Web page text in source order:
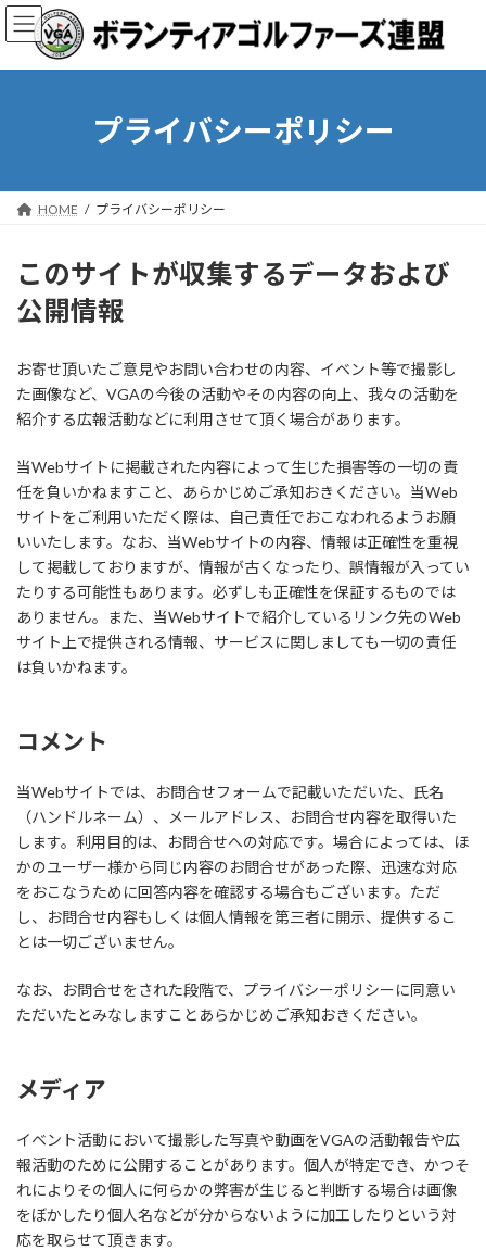
コ
ン
ン
ナ
ビ
ー
プライバシーポリシー
HOME プライバシーポリシー
このサイトが収集するデータおよび
公開情報
お寄せ頂いたご意見やお問い合わせの内容、イベント等で撮影し
た画像など、VGAの今後の活動やその内容の向上、我々の活動を
紹介する広報活動などに利用させて頂く場合があります。
当Webサイトに掲載された内容によって生じた損害等の一切の責
任を負いかねますこと、あらかじめご承知おきください。当Web
サイトをご利用いただく際は、自己責任でおこなわれるようお願
いいたします。なお、当Webサイトの内容、情報は正確性を重視
して掲載しておりますが、情報が古くなったり、誤情報が入ってい
たりする可能性もあります。必ずしも正確性を保証するものでは
ありません。また、当Webサイトで紹介しているリンク先のWeb
サイト上で提供される情報、サービスに関しましても一切の責任
は負いかねます。
コメント
当Webサイトでは、お問合せフォームで記載いただいた、氏名
（ハンドルネーム）、メールアドレス、お問合せ内容を取得いた
します。利用目的は、お問合せへの対応です。場合によっては、ほ
かのユーザー様から同じ内容のお問合せがあった際、迅速な対応
をおこなうために回答内容を確認する場合もございます。ただ
し、お問合せ内容もしくは個人情報を第三者に開示、提供するこ
とは一切ございません。
なお、お問合せをされた段階で、プライバシーポリシーに同意い
ただいたとみなしますことあらかじめご承知おきください。
メディア
イベント活動において撮影した写真や動画をVGAの活動報告や広
報活動のために公開することがあります。個人が特定でき、かつそ
れによりその個人に何らかの弊害が生じると判断する場合は画像
をぼかしたり個人名などが分からないように加工したりという対
応を取らせて頂きます。